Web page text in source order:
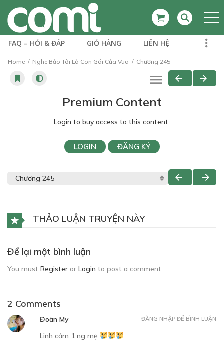
FAQ – HỎI & ĐÁP GIỎ HÀNG LIÊN HỆ
Home Nghe Bảo Tôi Là Con Gái Của Vua Chương 245
Premium Content
Login to buy access to this content.
LOGIN ĐĂNG KÝ
THẢO LUẬN TRUYỆN NÀY
Để lại một bình luận
You must Register or Login to post a comment.
2 Comments
Đoàn My
Linh cảm 1 ng mẹ
ĐĂNG NHẬP ĐỂ BÌNH LUẬN